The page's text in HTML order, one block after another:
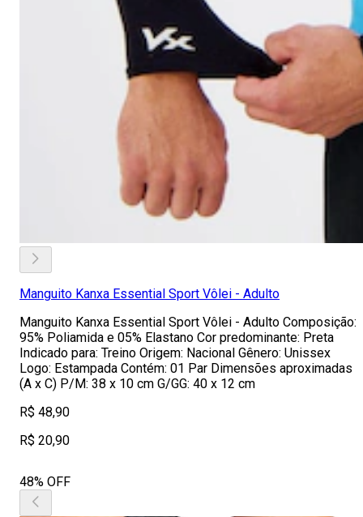
Manguito Kanxa Essential Sport Vôlei - Adulto
Manguito Kanxa Essential Sport Vôlei - Adulto Composição:
95% Poliamida e 05% Elastano Cor predominante: Preta
Indicado para: Treino Origem: Nacional Gênero: Unissex
Logo: Estampada Contém: 01 Par Dimensões aproximadas
(A x C) P/M: 38 x 10 cm G/GG: 40 x 12 cm
R$ 48,90
R$ 20,90
48% OFF